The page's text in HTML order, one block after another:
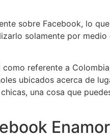
sobre Facebook, lo
solamente por
referente a
ubicados acerca de
una cosa que